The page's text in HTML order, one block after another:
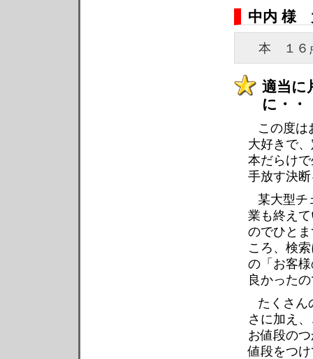
中内 様
本 １
適当に
に・・
この度は
大好きで
本だらけ
手放す決
某大型チ
業も終え
のでひと
ころ、検
の「お客
良かった
たくさん
さに加え
お値段の
値段をつ